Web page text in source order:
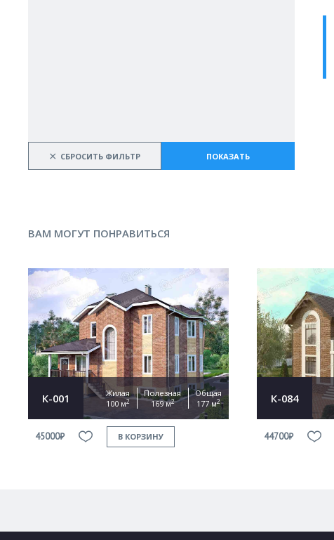
× СБРОСИТЬ ФИЛЬТР ПОКАЗАТЬ
ВАМ МОГУТ ПОНРАВИТЬСЯ
К-001
Жилая
100 м2
Полезная
169 м2
Общая
177 м2
45000₽ В КОРЗИНУ
К-084
44700₽